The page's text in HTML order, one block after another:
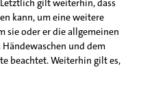
gilt weiterhin, dass
kann, um eine weitere
sie oder er die allgemeinen
und dem
beachtet. Weiterhin gilt es,